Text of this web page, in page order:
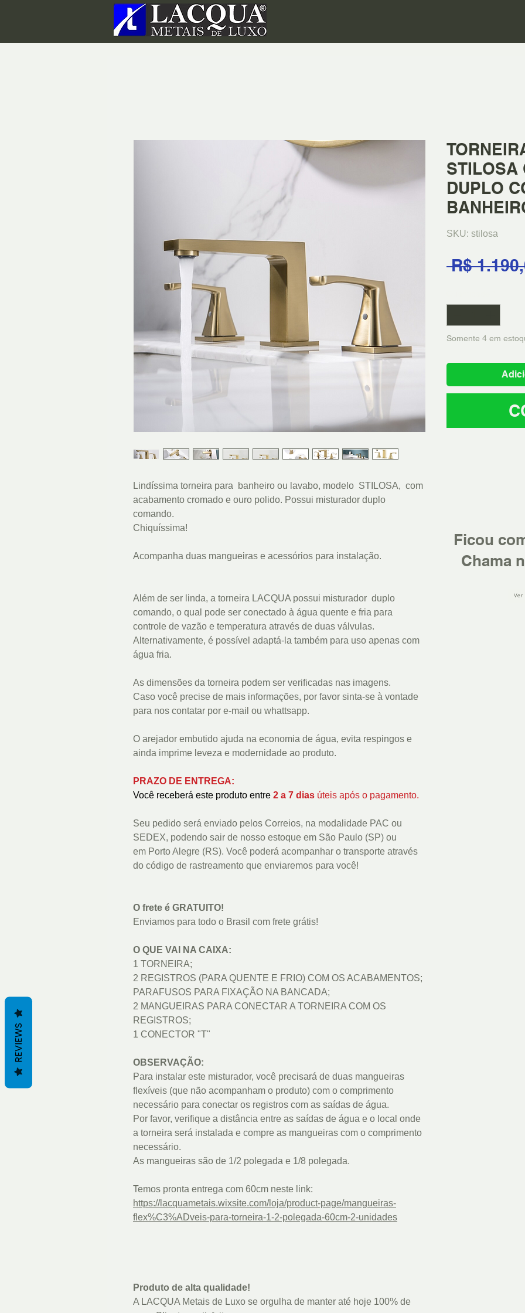
Lindíssima torneira para banheiro ou lavabo, modelo STILOSA, com
acabamento cromado e ouro polido. Possui misturador duplo
comando.
Chiquíssima!
Acompanha duas mangueiras e acessórios para instalação.
Além de ser linda, a torneira LACQUA possui misturador duplo
comando, o qual pode ser conectado à água quente e fria para
controle de vazão e temperatura através de duas válvulas.
Alternativamente, é possível adaptá-la também para uso apenas com
água fria.
As dimensões da torneira podem ser verificadas nas imagens.
Caso você precise de mais informações, por favor sinta-se à vontade
para nos contatar por e-mail ou whattsapp.
O arejador embutido ajuda na economia de água, evita respingos e
ainda imprime leveza e modernidade ao produto.
PRAZO DE ENTREGA:
Você receberá este produto entre 2 a 7 dias úteis após o pagamento.
Seu pedido será enviado pelos Correios, na modalidade PAC ou
SEDEX, podendo sair de nosso estoque em São Paulo (SP) ou
em Porto Alegre (RS). Você poderá acompanhar o transporte através
do código de rastreamento que enviaremos para você!
O frete é GRATUITO!
Enviamos para todo o Brasil com frete grátis!
O QUE VAI NA CAIXA:
1 TORNEIRA;
2 REGISTROS (PARA QUENTE E FRIO) COM OS ACABAMENTOS;
PARAFUSOS PARA FIXAÇÃO NA BANCADA;
2 MANGUEIRAS PARA CONECTAR A TORNEIRA COM OS
REGISTROS;
1 CONECTOR "T"
OBSERVAÇÃO:
Para instalar este misturador, você precisará de duas mangueiras
flexíveis (que não acompanham o produto) com o comprimento
necessário para conectar os registros com as saídas de água.
Por favor, verifique a distância entre as saídas de água e o local onde
a torneira será instalada e compre as mangueiras com o comprimento
necessário.
As mangueiras são de 1/2 polegada e 1/8 polegada.
Temos pronta entrega com 60cm neste link:
https://lacquametais.wixsite.com/loja/product-page/mangueiras-
flex%C3%ADveis-para-torneira-1-2-polegada-60cm-2-unidades
Produto de alta qualidade!
A LACQUA Metais de Luxo se orgulha de manter até hoje 100% de
STILOSA
DUPLO
SKU: stilosa
R$
Somente 4 em
Ficou
Chama
Ver
REVIEWS